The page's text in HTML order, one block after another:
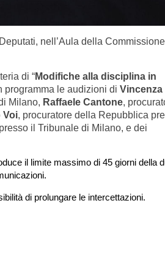
nell’Aula della Commissione
di “Modifiche alla disciplina in
programma le audizioni di Vincenza
Milano, Raffaele Cantone,
Voi, procuratore della Repubblica
il Tribunale di Milano, e dei
il limite massimo di 45 giorni della
di prolungare le intercettazioni.